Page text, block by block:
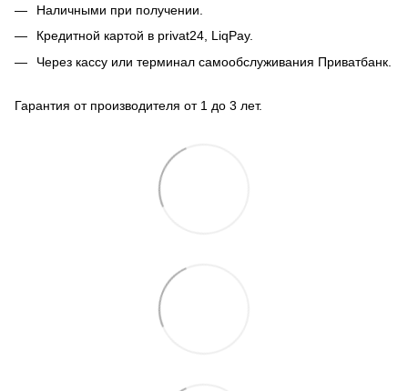
Наличными при получении.
Кредитной картой в privat24, LiqPay.
Через кассу или терминал самообслуживания Приватбанк.
Гарантия от производителя от 1 до 3 лет.